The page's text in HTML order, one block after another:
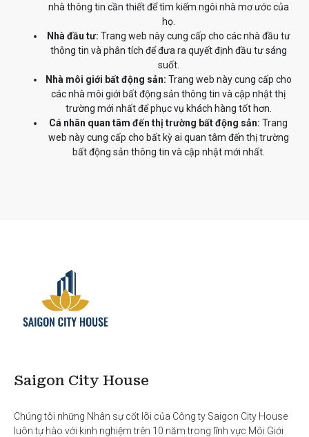
nhà thông tin cần thiết để tìm kiếm ngôi nhà mơ ước của
họ.
Nhà đầu tư: Trang web này cung cấp cho các nhà đầu tư
thông tin và phân tích để đưa ra quyết định đầu tư sáng
suốt.
Nhà môi giới bất động sản: Trang web này cung cấp cho
các nhà môi giới bất động sản thông tin và cập nhật thị
trường mới nhất để phục vụ khách hàng tốt hơn.
Cá nhân quan tâm đến thị trường bất động sản: Trang
web này cung cấp cho bất kỳ ai quan tâm đến thị trường
bất động sản thông tin và cập nhật mới nhất.
Saigon City House
Chúng tôi những Nhân sự cốt lõi của Công ty Saigon City House
luôn tự hào với kinh nghiệm trên 10 năm trong lĩnh vực Môi Giới